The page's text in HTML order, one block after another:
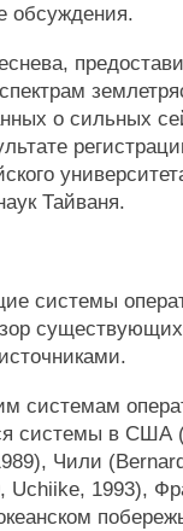
обсуждения.
о сильных
Тайваня.
системы
системам
системы в США
Чили
Uchiike, 1993),